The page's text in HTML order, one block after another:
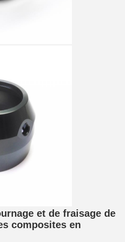
et de fraisage de
composites en